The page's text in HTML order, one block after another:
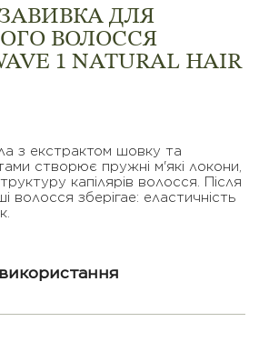
ДЛЯ
ВОЛОССЯ
1 NATURAL HAIR
з екстрактом шовку та
створює пружнi м'якi локони,
капiлярiв волосся. Пiсля
волосся зберiгае: еластичнiсть